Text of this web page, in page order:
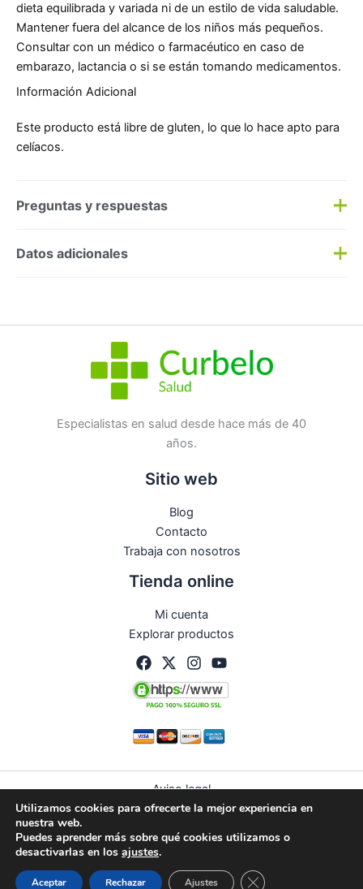
dieta equilibrada y variada ni de un estilo de vida saludable.
Mantener fuera del alcance de los niños más pequeños.
Consultar con un médico o farmacéutico en caso de
embarazo, lactancia o si se están tomando medicamentos.
Información Adicional
Este producto está libre de gluten, lo que lo hace apto para
celíacos.
Preguntas y respuestas
Preguntas y respuestas
No hay preguntas todavía
Datos adicionales
Especialistas en salud desde hace más de 40
años.
Sitio web
Blog
Contacto
Trabaja con nosotros
Tienda online
Mi cuenta
Explorar productos
Aviso legal
Política de privacidad
Política de devoluciones y reembolsos
Política de cookies (UE)
Utilizamos cookies para ofrecerte la mejor experiencia en
nuestra web.
Puedes aprender más sobre qué cookies utilizamos o
desactivarlas en los ajustes.
Aceptar Rechazar Ajustes Cerrar el banner de
Guardias Citas WhatsApp